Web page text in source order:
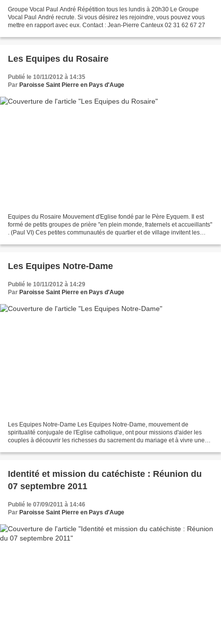
Groupe Vocal Paul André Répétition tous les lundis à 20h30 Le Groupe
Vocal Paul André recrute. Si vous désirez les rejoindre, vous pouvez vous
mettre en rapport avec eux. Contact : Jean-Pierre Canteux 02 31 62 67 27
Les Equipes du Rosaire
Publié le 10/11/2012 à 14:35
Par Paroisse Saint Pierre en Pays d'Auge
Equipes du Rosaire Mouvement d'Eglise fondé par le Père Eyquem. Il est
formé de petits groupes de prière "en plein monde, fraternels et accueillants"
. (Paul VI) Ces petites communautés de quartier et de village invitent les
Les Equipes Notre-Dame
Publié le 10/11/2012 à 14:29
Par Paroisse Saint Pierre en Pays d'Auge
Les Equipes Notre-Dame Les Equipes Notre-Dame, mouvement de
spiritualité conjugale de l'Eglise catholique, ont pour missions d'aider les
couples à découvrir les richesses du sacrement du mariage et à vivre une
Identité et mission du catéchiste : Réunion du
07 septembre 2011
Publié le 07/09/2011 à 14:46
Par Paroisse Saint Pierre en Pays d'Auge